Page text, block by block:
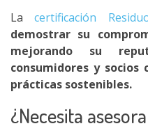
La certificación
demostrar su
mejorando su
consumidores y socios
prácticas sostenibles.
¿Necesita